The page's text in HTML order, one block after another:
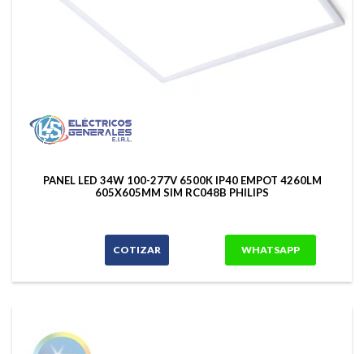
PANEL LED 34W 100-277V 6500K IP40 EMPOT 4260LM
605X605MM SIM RC048B PHILIPS
COTIZAR WHATSAPP